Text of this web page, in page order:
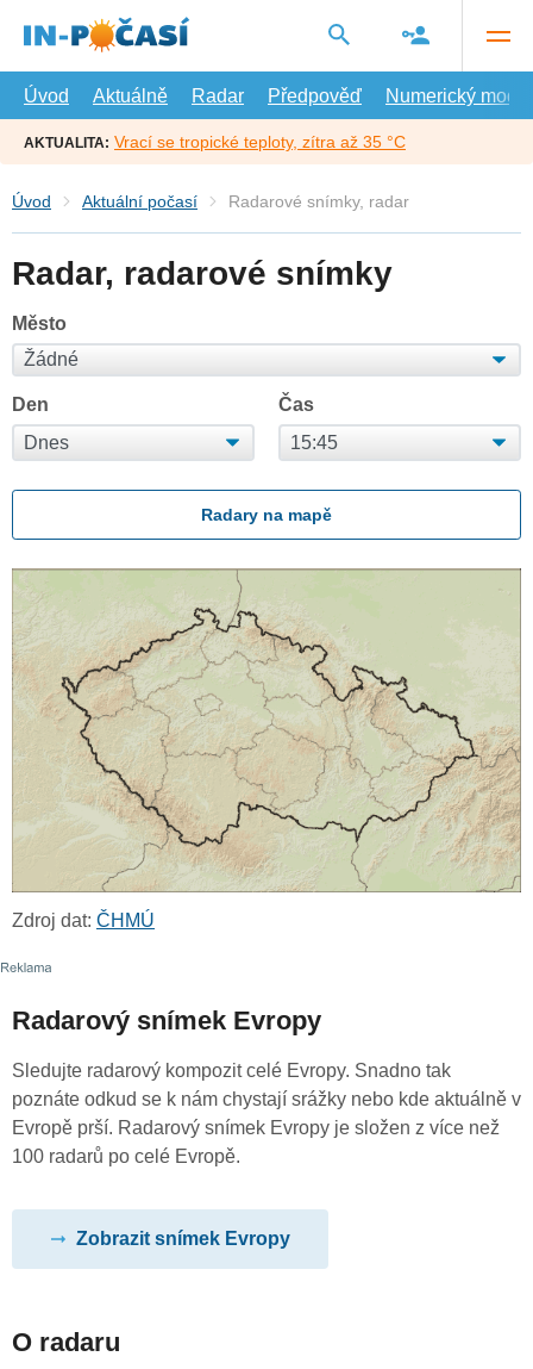
hlavní
Úvod
Aktuálně Radar Předpověď Numerický model
AKTUALITA: Vrací se tropické teploty, zítra až 35 °C
Úvod Aktuální počasí Radarové snímky, radar
Radar, radarové snímky
Město
Den Čas
Radary na mapě
Zdroj dat: ČHMÚ
Radarový snímek Evropy
Sledujte radarový kompozit celé Evropy. Snadno tak
poznáte odkud se k nám chystají srážky nebo kde aktuálně v
Evropě prší. Radarový snímek Evropy je složen z více než
100 radarů po celé Evropě.
Zobrazit snímek Evropy
O radaru